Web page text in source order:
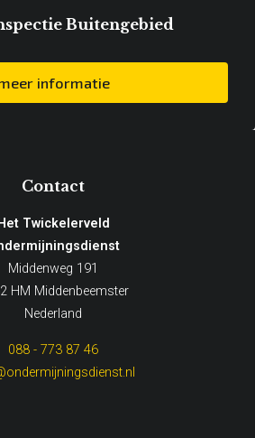
Buitengebied
informatie
Contact
Het Twickelerveld
Middenweg 191
HM Middenbeemster
Nederland
088 - 773 87 46